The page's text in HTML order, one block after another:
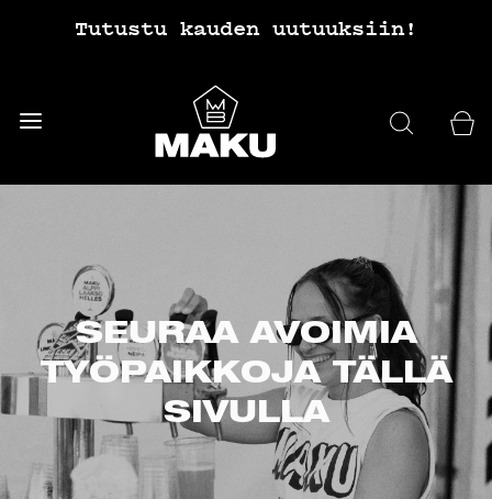
Tutustu kauden uutuuksiin!
SEURAA AVOIMIA
TYÖPAIKKOJA TÄLLÄ
SIVULLA